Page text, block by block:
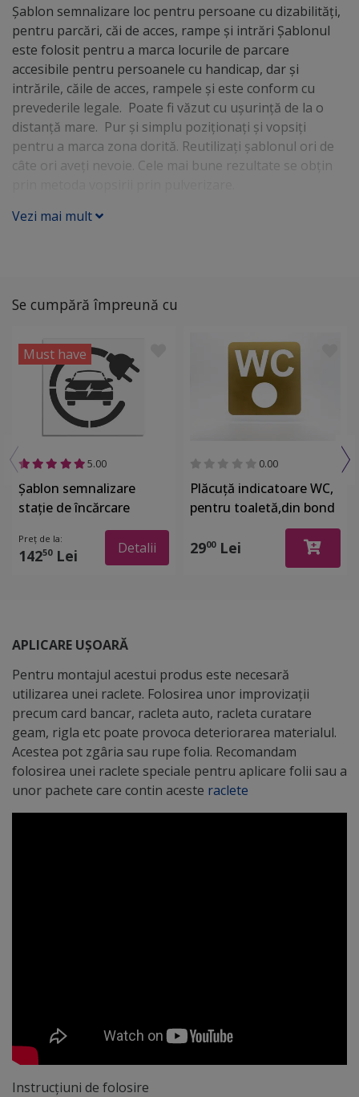
Șablon semnalizare loc pentru persoane cu dizabilități,
pentru parcări, căi de acces, rampe și intrări Șablonul
este folosit pentru a marca locurile de parcare
accesibile pentru persoanele cu handicap, dar și
intrările, căile de acces, rampele și este conform cu
prevederile legale. Poate fi văzut cu ușurință de la o
distanță mare. Pur și simplu poziționați și vopsiți
pentru a marca zona dorită. Reutilizați șablonul ori de
câte ori aveți nevoie. Cele mai bune rezultate se obțin
Vezi mai mult
Se cumpără împreună cu
Must have
5.00
Șablon semnalizare
stație de încărcare
vehicule electrice,
dimensiune la comandă,
material reutilizabil
Preț de la:
14250Lei Detalii
0.00
Plăcuță indicatoare WC,
pentru toaletă,din bond
dimensiune 10x10 cm
2900Lei
APLICARE UȘOARĂ
Pentru montajul acestui produs este necesară
utilizarea unei raclete. Folosirea unor improvizații
precum card bancar, racleta auto, racleta curatare
geam, rigla etc poate provoca deteriorarea materialul.
Acestea pot zgâria sau rupe folia. Recomandam
folosirea unei raclete speciale pentru aplicare folii sau a
unor pachete care contin aceste raclete
Instrucțiuni de folosire